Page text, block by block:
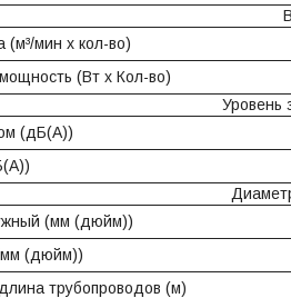
(м³/мин x кол-во)
(Вт x Кол-во)
Уровень
(дБ(A))
(мм (дюйм))
(дюйм))
трубопроводов (м)